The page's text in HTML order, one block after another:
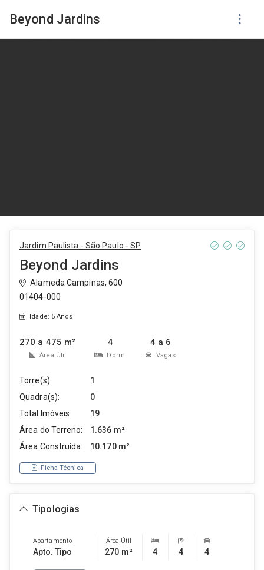
Beyond Jardins
Jardim Paulista - São Paulo - SP
Beyond Jardins
Alameda Campinas, 600
01404-000
Idade: 5 Anos
270 a 475 m²
Área Útil
4
Dorm.
4 a 6
Vagas
Torre(s):
1
Quadra(s):
0
Total Imóveis:
19
Área do Terreno:
1.636 m²
Área Construída:
10.170 m²
Ficha Técnica
Tipologias
Apartamento
Apto. Tipo
Área Útil
270 m² 4 4 4